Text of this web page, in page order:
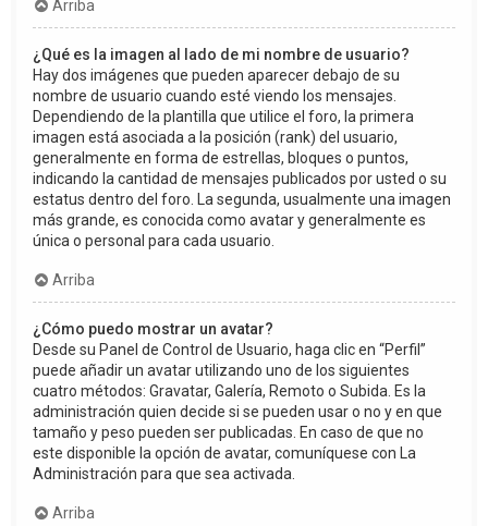
Arriba
¿Qué es la imagen al lado de mi nombre de usuario?
Hay dos imágenes que pueden aparecer debajo de su
nombre de usuario cuando esté viendo los mensajes.
Dependiendo de la plantilla que utilice el foro, la primera
imagen está asociada a la posición (rank) del usuario,
generalmente en forma de estrellas, bloques o puntos,
indicando la cantidad de mensajes publicados por usted o su
estatus dentro del foro. La segunda, usualmente una imagen
más grande, es conocida como avatar y generalmente es
única o personal para cada usuario.
Arriba
¿Cómo puedo mostrar un avatar?
Desde su Panel de Control de Usuario, haga clic en “Perfil”
puede añadir un avatar utilizando uno de los siguientes
cuatro métodos: Gravatar, Galería, Remoto o Subida. Es la
administración quien decide si se pueden usar o no y en que
tamaño y peso pueden ser publicadas. En caso de que no
este disponible la opción de avatar, comuníquese con La
Administración para que sea activada.
Arriba